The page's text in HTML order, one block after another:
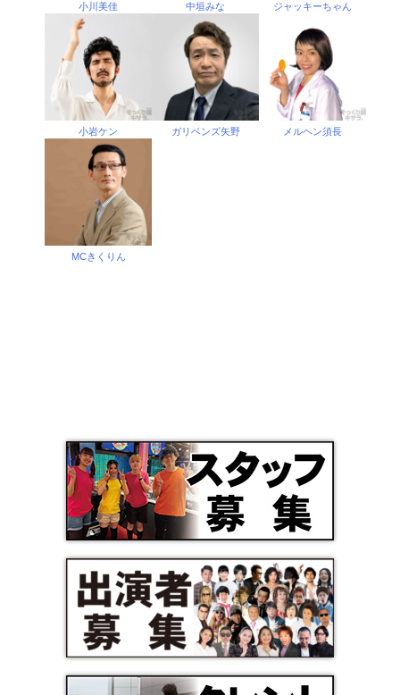
小川美佳 中垣みな ジャッキーちゃん
小岩ケン ガリベンズ矢野 メルヘン須長
MCきくりん